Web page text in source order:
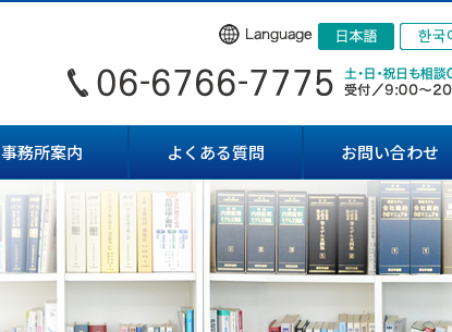
事務所案内 よくある質問 お問い合わせ